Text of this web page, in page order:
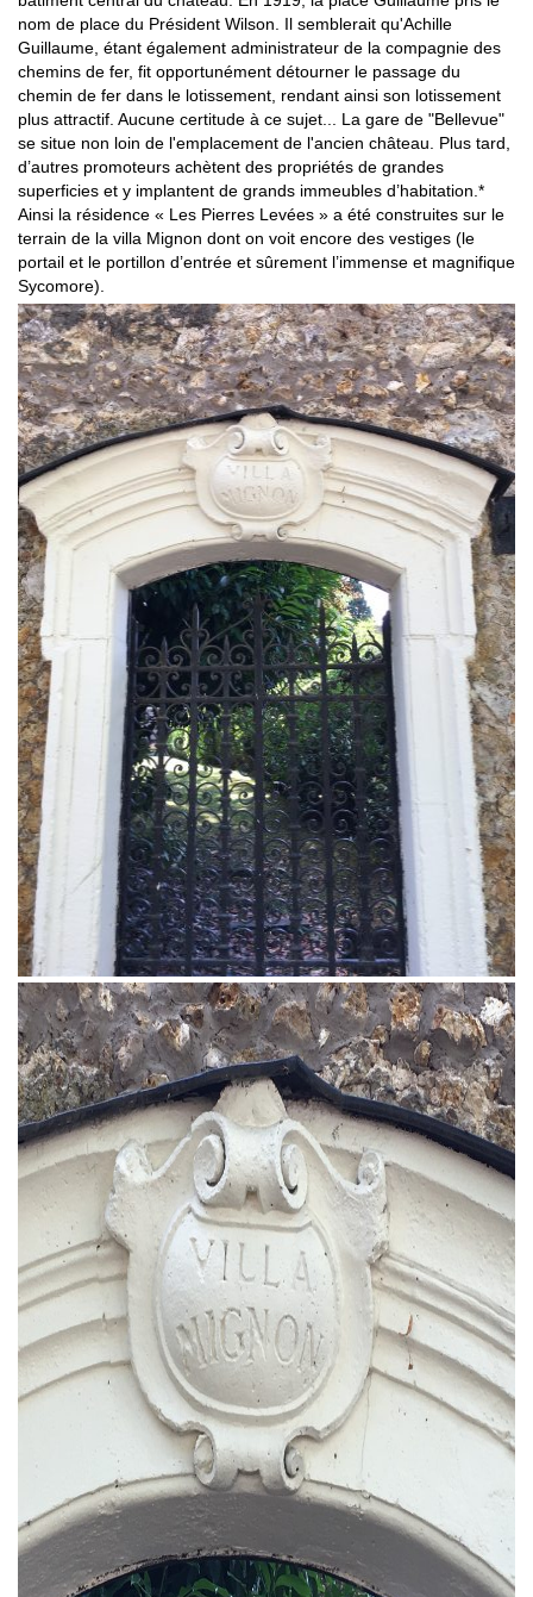
nom de place du Président Wilson. Il semblerait qu'Achille
Guillaume, étant également administrateur de la compagnie des
chemins de fer, fit opportunément détourner le passage du
chemin de fer dans le lotissement, rendant ainsi son lotissement
plus attractif. Aucune certitude à ce sujet... La gare de "Bellevue"
se situe non loin de l'emplacement de l'ancien château. Plus tard,
d’autres promoteurs achètent des propriétés de grandes
superficies et y implantent de grands immeubles d’habitation.*
Ainsi la résidence « Les Pierres Levées » a été construites sur le
terrain de la villa Mignon dont on voit encore des vestiges (le
portail et le portillon d’entrée et sûrement l’immense et magnifique
Sycomore).